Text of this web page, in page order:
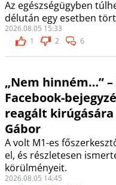
Az egészségügyben
délután egy esetben
2026.08.05 15:33
1
2 6
„Nem hinném…” –
Facebook-
reagált
Gábor
A volt M1-es
el, és részletesen
körülményeit.
2026.08.05 14:45